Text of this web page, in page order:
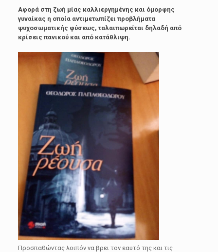
Αφορά στη ζωή μίας καλλιεργημένης και όμορφης
γυναίκας η οποία αντιμετωπίζει προβλήματα
ψυχοσωματικής φύσεως, ταλαιπωρείται δηλαδή από
κρίσεις πανικού και από κατάθλιψη.
Προσπαθώντας λοιπόν να βρει τον εαυτό της και τις